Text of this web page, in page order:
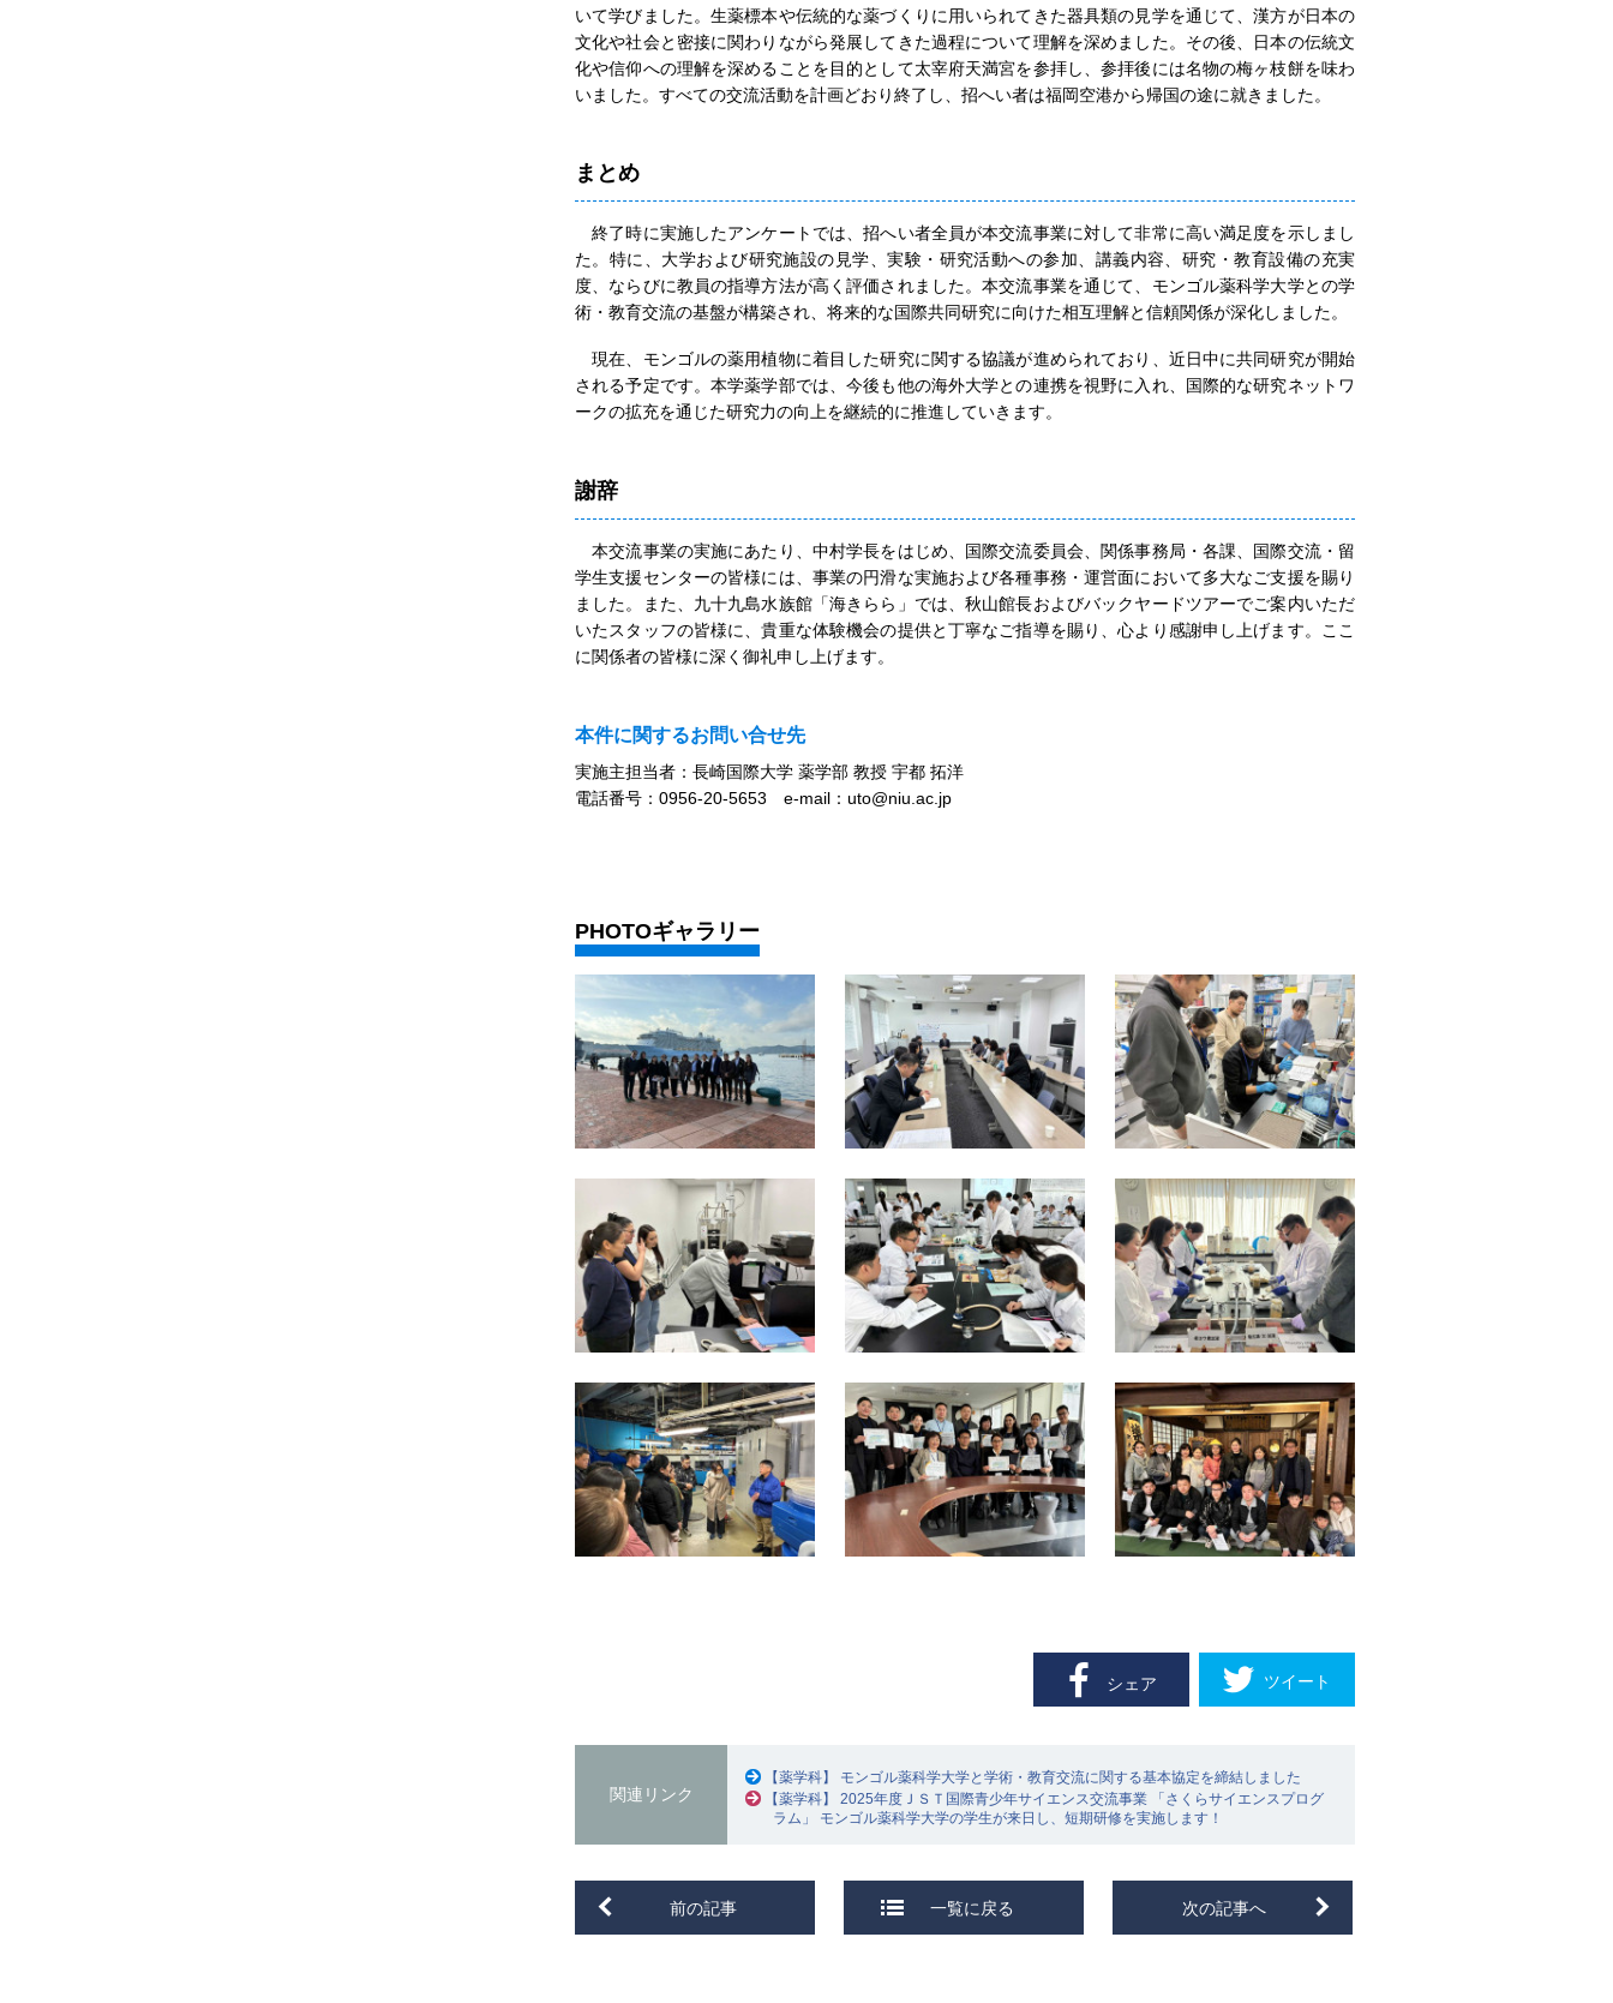
いて学びました。生薬標本や伝統的な薬づくりに用いられてきた器具類の見学を通じて、漢方が日本の
文化や社会と密接に関わりながら発展してきた過程について理解を深めました。その後、日本の伝統文
化や信仰への理解を深めることを目的として太宰府天満宮を参拝し、参拝後には名物の梅ヶ枝餅を味わ
いました。すべての交流活動を計画どおり終了し、招へい者は福岡空港から帰国の途に就きました。
まとめ
終了時に実施したアンケートでは、招へい者全員が本交流事業に対して非常に高い満足度を示しまし
た。特に、大学および研究施設の見学、実験・研究活動への参加、講義内容、研究・教育設備の充実
度、ならびに教員の指導方法が高く評価されました。本交流事業を通じて、モンゴル薬科学大学との学
術・教育交流の基盤が構築され、将来的な国際共同研究に向けた相互理解と信頼関係が深化しました。
現在、モンゴルの薬用植物に着目した研究に関する協議が進められており、近日中に共同研究が開始
される予定です。本学薬学部では、今後も他の海外大学との連携を視野に入れ、国際的な研究ネットワ
ークの拡充を通じた研究力の向上を継続的に推進していきます。
謝辞
本交流事業の実施にあたり、中村学長をはじめ、国際交流委員会、関係事務局・各課、国際交流・留
学生支援センターの皆様には、事業の円滑な実施および各種事務・運営面において多大なご支援を賜り
ました。また、九十九島水族館「海きらら」では、秋山館長およびバックヤードツアーでご案内いただ
いたスタッフの皆様に、貴重な体験機会の提供と丁寧なご指導を賜り、心より感謝申し上げます。ここ
に関係者の皆様に深く御礼申し上げます。
本件に関するお問い合せ先
実施主担当者：長崎国際大学 薬学部 教授 宇都 拓洋
電話番号：0956-20-5653 e-mail：uto@niu.ac.jp
PHOTOギャラリー
シェア ツイート
関連リンク
【薬学科】 モンゴル薬科学大学と学術・教育交流に関する基本協定を締結しました
【薬学科】 2025年度ＪＳＴ国際青少年サイエンス交流事業 「さくらサイエンスプログ
ラム」 モンゴル薬科学大学の学生が来日し、短期研修を実施します！
前の記事 一覧に戻る 次の記事へ